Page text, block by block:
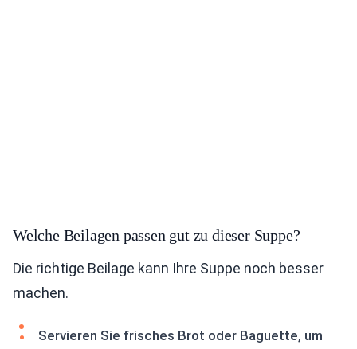
Welche Beilagen passen gut zu dieser Suppe?
Die richtige Beilage kann Ihre Suppe noch besser
machen.
Servieren Sie frisches Brot oder Baguette, um